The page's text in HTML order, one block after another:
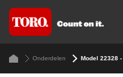
Onderdelen Model 22328